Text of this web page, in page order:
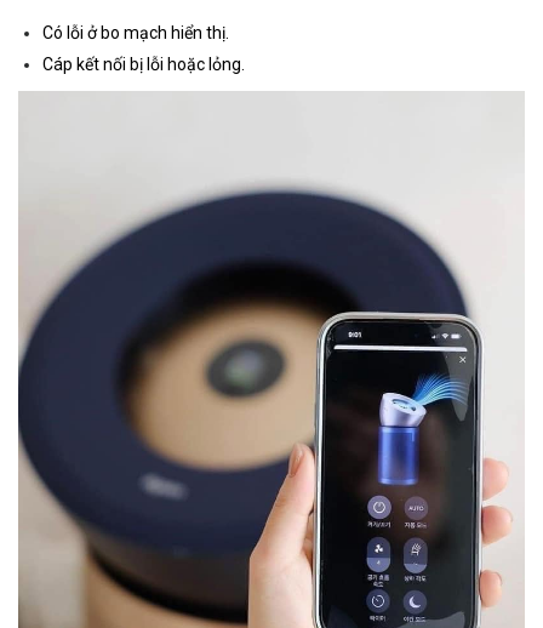
Có lỗi ở bo mạch hiển thị.
Cáp kết nối bị lỗi hoặc lỏng.